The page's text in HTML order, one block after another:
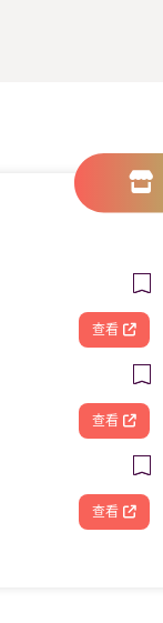
查看
查看
查看